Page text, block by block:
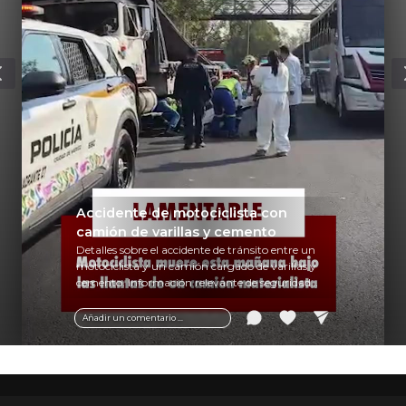
Añadir un comentario ...
Accidente de motociclista con
camión de varillas y cemento
Detalles sobre el accidente de tránsito entre un
motociclista y un camión cargado de varillas y
cemento. Información relevante de seguridad
vial y recomendaciones para motociclistas.